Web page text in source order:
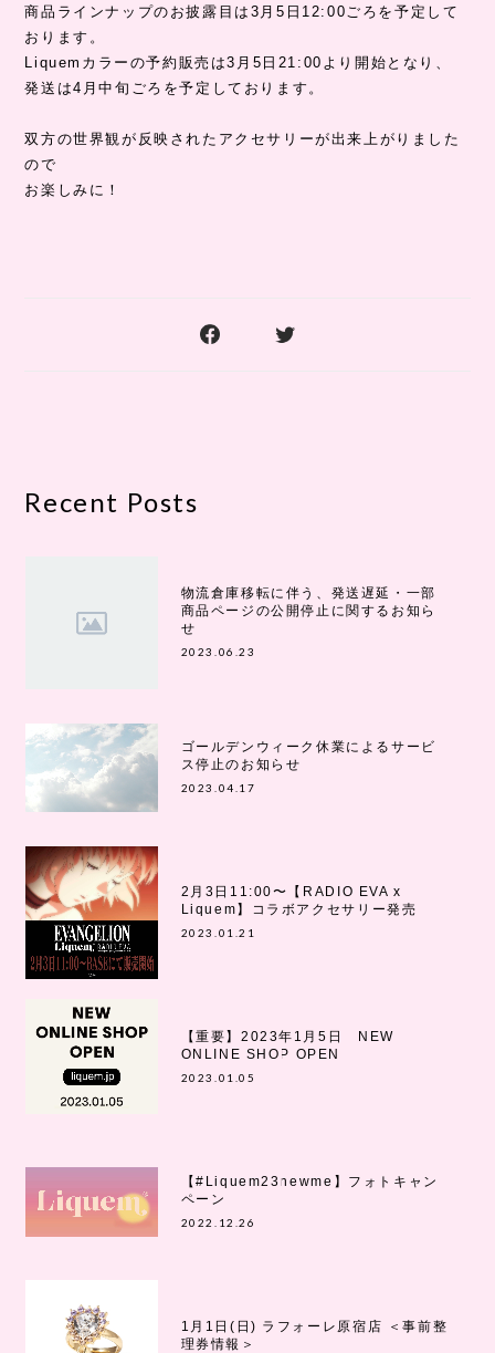
商品ラインナップのお披露目は3月5日12:00ごろを予定して
おります。
Liquemカラーの予約販売は3月5日21:00より開始となり、
発送は4月中旬ごろを予定しております。
双方の世界観が反映されたアクセサリーが出来上がりました
ので
お楽しみに！
Recent Posts
物流倉庫移転に伴う、発送遅延・一部
商品ページの公開停止に関するお知ら
せ
2023.06.23
ゴールデンウィーク休業によるサービ
ス停止のお知らせ
2023.04.17
2月3日11:00〜【RADIO EVA x
Liquem】コラボアクセサリー発売
2023.01.21
【重要】2023年1月5日 NEW
ONLINE SHOP OPEN
2023.01.05
【#Liquem23newme】フォトキャン
ペーン
2022.12.26
1月1日(日) ラフォーレ原宿店 ＜事前整
理券情報＞